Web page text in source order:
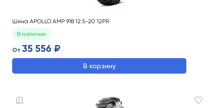
Шина APOLLO AMP 918 12.5-20 12PR
В наличии
От 35 556 ₽
В корзину